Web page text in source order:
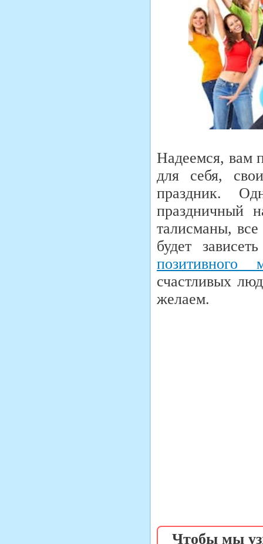
Надеемся, вам
для себя,
праздник.
праздничный
талисманы,
будет
позитивного
счастливых
желаем.
Чтобы мы